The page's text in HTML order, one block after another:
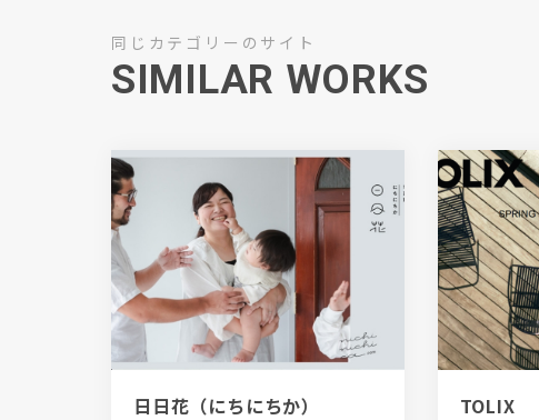
同じカテゴリーのサイト
SIMILAR WORKS
日日花（にちにちか） TOLIX